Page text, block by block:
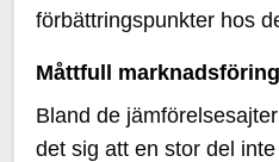
förbättringspunkter hos
Måttfull marknadsföring
Bland de
det sig att en stor del